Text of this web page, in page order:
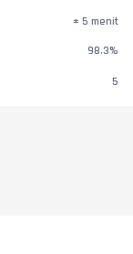
± 5 menit
98.3%
5